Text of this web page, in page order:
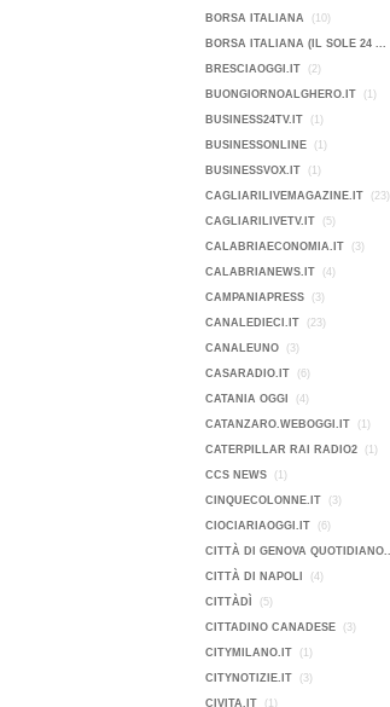
BORSA ITALIANA (10)
BORSA ITALIANA (IL SOLE 24 ...
BRESCIAOGGI.IT (2)
BUONGIORNOALGHERO.IT (1)
BUSINESS24TV.IT (1)
BUSINESSONLINE (1)
BUSINESSVOX.IT (1)
CAGLIARILIVEMAGAZINE.IT (23)
CAGLIARILIVETV.IT (5)
CALABRIAECONOMIA.IT (3)
CALABRIANEWS.IT (4)
CAMPANIAPRESS (3)
CANALEDIECI.IT (23)
CANALEUNO (3)
CASARADIO.IT (6)
CATANIA OGGI (4)
CATANZARO.WEBOGGI.IT (1)
CATERPILLAR RAI RADIO2 (1)
CCS NEWS (1)
CINQUECOLONNE.IT (3)
CIOCIARIAOGGI.IT (6)
CITTÀ DI GENOVA QUOTIDIANO...
CITTÀ DI NAPOLI (4)
CITTÀDÌ (5)
CITTADINO CANADESE (3)
CITYMILANO.IT (1)
CITYNOTIZIE.IT (3)
CIVITA.IT (1)